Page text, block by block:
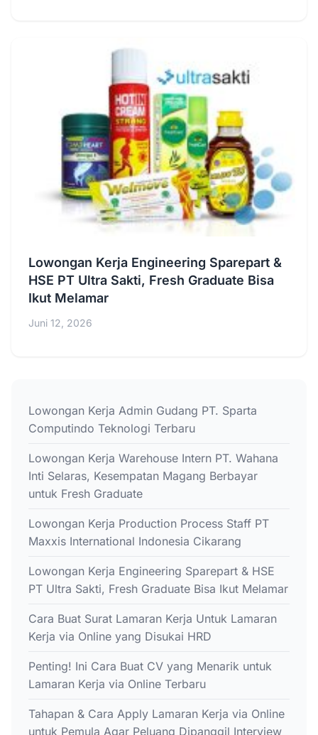
Lowongan Kerja Engineering Sparepart &
HSE PT Ultra Sakti, Fresh Graduate Bisa
Ikut Melamar
Juni 12, 2026
Lowongan Kerja Admin Gudang PT. Sparta
Computindo Teknologi Terbaru
Lowongan Kerja Warehouse Intern PT. Wahana
Inti Selaras, Kesempatan Magang Berbayar
untuk Fresh Graduate
Lowongan Kerja Production Process Staff PT
Maxxis International Indonesia Cikarang
Lowongan Kerja Engineering Sparepart & HSE
PT Ultra Sakti, Fresh Graduate Bisa Ikut Melamar
Cara Buat Surat Lamaran Kerja Untuk Lamaran
Kerja via Online yang Disukai HRD
Penting! Ini Cara Buat CV yang Menarik untuk
Lamaran Kerja via Online Terbaru
Tahapan & Cara Apply Lamaran Kerja via Online
untuk Pemula Agar Peluang Dipanggil Interview